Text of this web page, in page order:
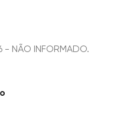
- NÃO INFORMADO.